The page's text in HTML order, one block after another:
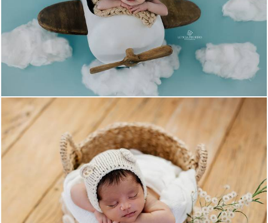
567 9
491 10